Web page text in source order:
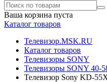
Ваша корзина пуста
Каталог товаров
Телевизор.MSK.RU
Каталог товаров
Телевизоры SONY
Телевизоры SONY 40-
Телевизор Sony KD-